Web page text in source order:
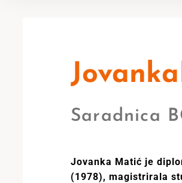
Saradnica
Jovanka Matić je
(1978), magistrirala